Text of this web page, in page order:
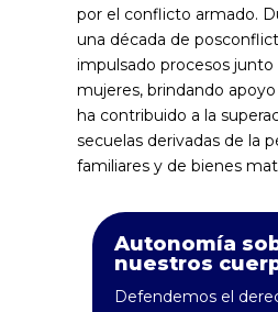
por el conflicto armado.
una década de
impulsado procesos junto
mujeres, brindando
ha contribuido a la
secuelas derivadas de la
familiares y de bienes
Autonomía
nuestros
Defendemos el